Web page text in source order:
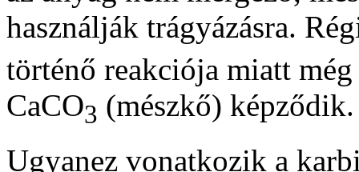
használják trágyázásra.
történő reakciója miatt
CaCO3 (mészkő) képződik.
Ugyanez vonatkozik a